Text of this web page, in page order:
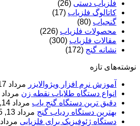
فلزیاب دستی (26)
کاتالوگ فلزیاب (17)
گنجیاب (80)
محصولات فلزیاب (226)
مقالات فلزیاب (300)
نشانه گنج (172)
نوشته‌های تازه
آموزش نرم‌ افزار ویژوالایزر مرداد 17, 1405
انواع دستگاه طلایاب نقطه زن مرداد 15, 1405
دقیق ترین دستگاه گنج یاب مرداد 14, 1405
بهترین دستگاه ردیاب گنج مرداد 13, 1405
دستگاه ژئوفیزیک برای فلزیابی مرداد 12, 1405